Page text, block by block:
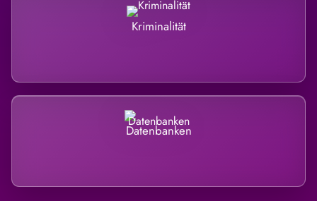
Kriminalität
Datenbanken